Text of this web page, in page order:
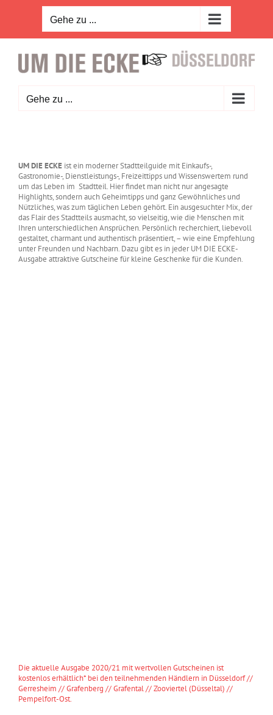
Gehe zu ...
Gehe zu ...
UM DIE ECKE ist ein moderner Stadtteilguide mit Einkaufs-,
Gastronomie-, Dienstleistungs-, Freizeittipps und Wissenswertem rund
um das Leben im Stadtteil. Hier findet man nicht nur angesagte
Highlights, sondern auch Geheimtipps und ganz Gewöhnliches und
Nützliches, was zum täglichen Leben gehört. Ein ausgesuchter Mix, der
das Flair des Stadtteils ausmacht, so vielseitig, wie die Menschen mit
Ihren unterschiedlichen Ansprüchen. Persönlich recherchiert, liebevoll
gestaltet, charmant und authentisch präsentiert, – wie eine Empfehlung
unter Freunden und Nachbarn. Dazu gibt es in jeder UM DIE ECKE-
Ausgabe attraktive Gutscheine für kleine Geschenke für die Kunden.
Die aktuelle Ausgabe 2020/21 mit wertvollen Gutscheinen ist
kostenlos erhältlich* bei den teilnehmenden Händlern in Düsseldorf //
Gerresheim // Grafenberg // Grafental // Zooviertel (Düsseltal) //
Pempelfort-Ost.